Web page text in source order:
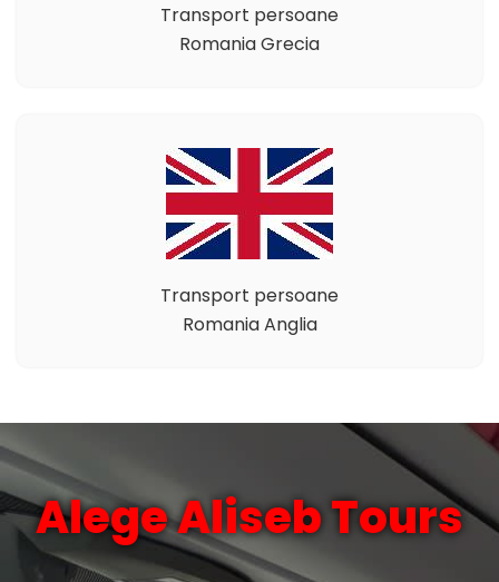
Transport persoane
Romania Grecia
Transport persoane
Romania Anglia
Alege Aliseb Tours